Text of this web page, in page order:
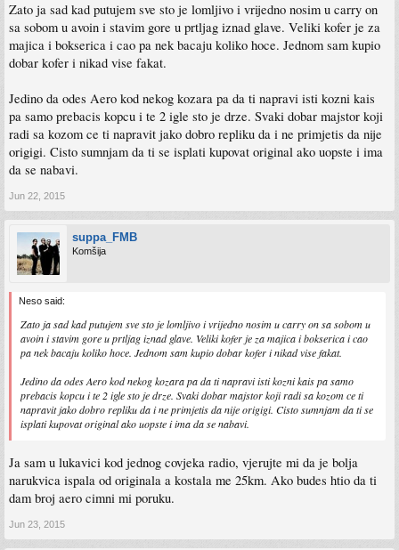
Zato ja sad kad putujem sve sto je lomljivo i vrijedno nosim u carry on
sa sobom u avoin i stavim gore u prtljag iznad glave. Veliki kofer je za
majica i bokserica i cao pa nek bacaju koliko hoce. Jednom sam kupio
dobar kofer i nikad vise fakat.
Jedino da odes Aero kod nekog kozara pa da ti napravi isti kozni kais
pa samo prebacis kopcu i te 2 igle sto je drze. Svaki dobar majstor koji
radi sa kozom ce ti napravit jako dobro repliku da i ne primjetis da nije
origigi. Cisto sumnjam da ti se isplati kupovat original ako uopste i ima
da se nabavi.
Jun 22, 2015
suppa_FMB
Komšija
Neso said:
Zato ja sad kad putujem sve sto je lomljivo i vrijedno nosim u carry on sa sobom u
avoin i stavim gore u prtljag iznad glave. Veliki kofer je za majica i bokserica i cao
pa nek bacaju koliko hoce. Jednom sam kupio dobar kofer i nikad vise fakat.
Jedino da odes Aero kod nekog kozara pa da ti napravi isti kozni kais pa samo
prebacis kopcu i te 2 igle sto je drze. Svaki dobar majstor koji radi sa kozom ce ti
napravit jako dobro repliku da i ne primjetis da nije origigi. Cisto sumnjam da ti se
isplati kupovat original ako uopste i ima da se nabavi.
Ja sam u lukavici kod jednog covjeka radio, vjerujte mi da je bolja
narukvica ispala od originala a kostala me 25km. Ako budes htio da ti
dam broj aero cimni mi poruku.
Jun 23, 2015